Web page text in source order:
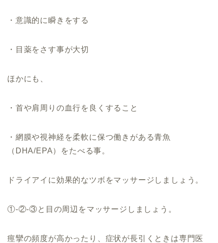
・ 意識的に瞬きをする
・ 目薬をさす事が大切
ほかにも、
・首や肩周りの血行を良くすること
・網膜や視神経を柔軟に保つ働きがある青魚
（DHA/EPA）をたべる事。
ドライアイに効果的なツボをマッサージしましょう。
①‐②-③と目の周辺をマッサージしましょう。
痙攣の頻度が高かったり、症状が長引くとき は専門医